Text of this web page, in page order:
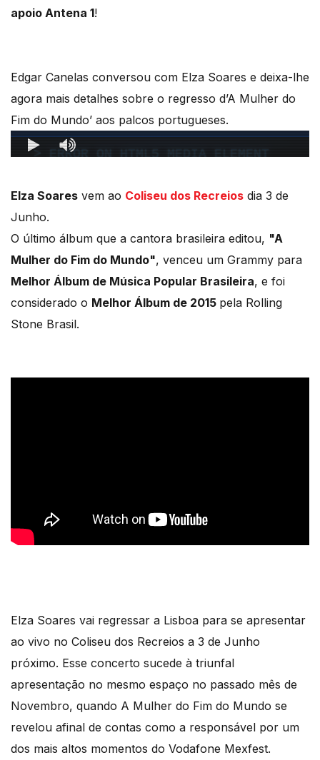
apoio Antena 1!
Edgar Canelas conversou com Elza Soares e deixa-lhe
agora mais detalhes sobre o regresso d’A Mulher do
Fim do Mundo’ aos palcos portugueses.
Elza Soares vem ao Coliseu dos Recreios dia 3 de
Junho.
O último álbum que a cantora brasileira editou, "A
Mulher do Fim do Mundo", venceu um Grammy para
Melhor Álbum de Música Popular Brasileira, e foi
considerado o Melhor Álbum de 2015 pela Rolling
Stone Brasil.
Elza Soares vai regressar a Lisboa para se apresentar
ao vivo no Coliseu dos Recreios a 3 de Junho
próximo. Esse concerto sucede à triunfal
apresentação no mesmo espaço no passado mês de
Novembro, quando A Mulher do Fim do Mundo se
revelou afinal de contas como a responsável por um
dos mais altos momentos do Vodafone Mexfest.